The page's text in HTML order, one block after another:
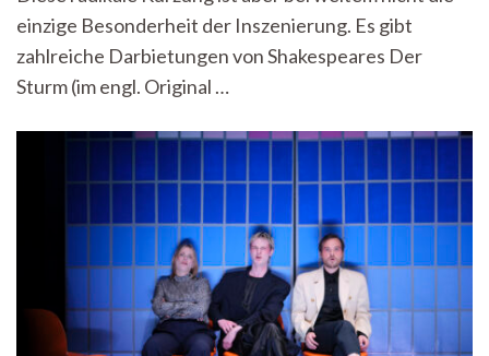
einzige Besonderheit der Inszenierung. Es gibt
zahlreiche Darbietungen von Shakespeares Der
Sturm (im engl. Original …